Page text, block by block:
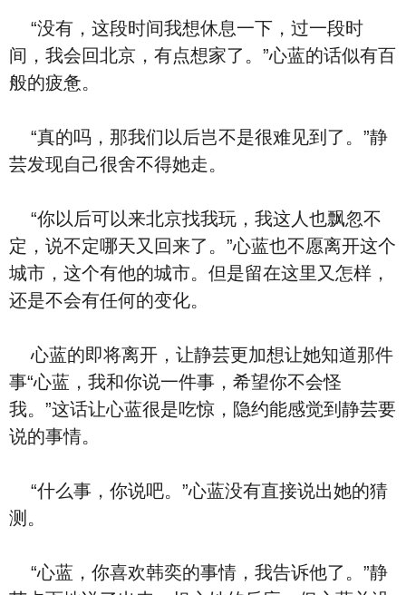
“没有，这段时间我想休息一下，过一段时
间，我会回北京，有点想家了。”心蓝的话似有百
般的疲惫。
“真的吗，那我们以后岂不是很难见到了。”静
芸发现自己很舍不得她走。
“你以后可以来北京找我玩，我这人也飘忽不
定，说不定哪天又回来了。”心蓝也不愿离开这个
城市，这个有他的城市。但是留在这里又怎样，
还是不会有任何的变化。
心蓝的即将离开，让静芸更加想让她知道那件
事“心蓝，我和你说一件事，希望你不会怪
我。”这话让心蓝很是吃惊，隐约能感觉到静芸要
说的事情。
“什么事，你说吧。”心蓝没有直接说出她的猜
测。
“心蓝，你喜欢韩奕的事情，我告诉他了。”静